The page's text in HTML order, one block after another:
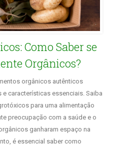
Como Saber se
Orgânicos?
orgânicos autênticos
características essenciais. Saiba
para uma alimentação
preocupação com a saúde e o
ganharam espaço na
é essencial saber como